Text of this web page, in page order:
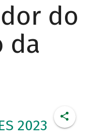
do
da
2023